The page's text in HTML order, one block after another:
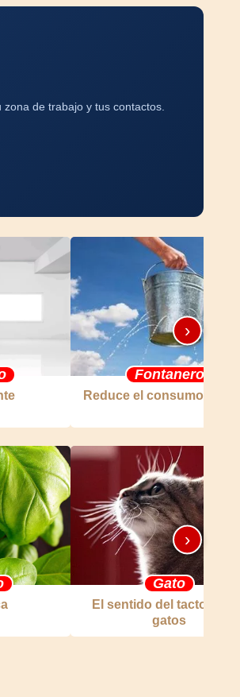
de trabajo y tus contactos.
Fontanero
Reduce el consumo de
›
Gato
El sentido del tacto en
gatos
›